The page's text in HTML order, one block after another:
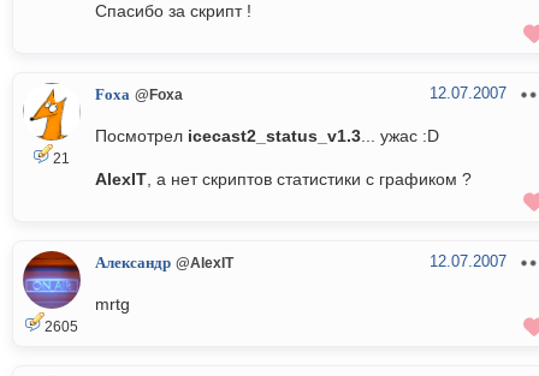
Спасибо за скрипт !
21
Foxa @Foxa 12.07.2007
Посмотрел icecast2_status_v1.3... ужас :D
AlexIT, а нет скриптов статистики с графиком ?
2605
Александр @AlexIT 12.07.2007
mrtg